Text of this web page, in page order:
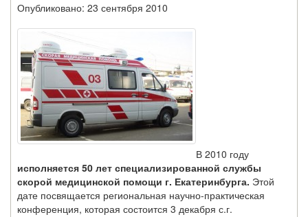
Опубликовано: 23 сентября 2010
В 2010 году
исполняется 50 лет специализированной службы
скорой медицинской помощи г. Екатеринбурга. Этой
дате посвящается региональная научно-практическая
конференция, которая состоится 3 декабря с.г.